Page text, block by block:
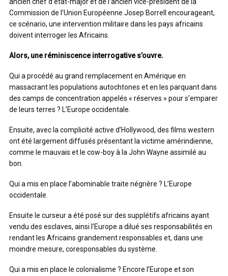
Commission de l’Union Européenne Josep Borrell encourageant,
ce scénario, une intervention militaire dans les pays africains
doivent interroger les Africains.
Alors, une réminiscence interrogative s’ouvre.
Qui a procédé au grand remplacement en Amérique en
massacrant les populations autochtones et en les parquant dans
des camps de concentration appelés « réserves » pour s’emparer
de leurs terres ? L’Europe occidentale.
Ensuite, avec la complicité active d’Hollywood, des films western
ont été largement diffusés présentant la victime amérindienne,
comme le mauvais et le cow-boy à la John Wayne assimilé au
bon.
Qui a mis en place l’abominable traite négrière ? L’Europe
occidentale.
Ensuite le curseur a été posé sur des supplétifs africains ayant
vendu des esclaves, ainsi l’Europe a dilué ses responsabilités en
rendant les Africains grandement responsables et, dans une
moindre mesure, coresponsables du système.
Qui a mis en place le colonialisme ? Encore l’Europe et son